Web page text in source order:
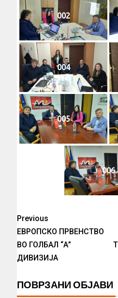
002
004
005
006
Previous
ЕВРОПСКО ПРВЕНСТВО
ВО ГОЛБАЛ “А”
ДИВИЗИЈА
ПОВРЗАНИ ОБЈАВИ